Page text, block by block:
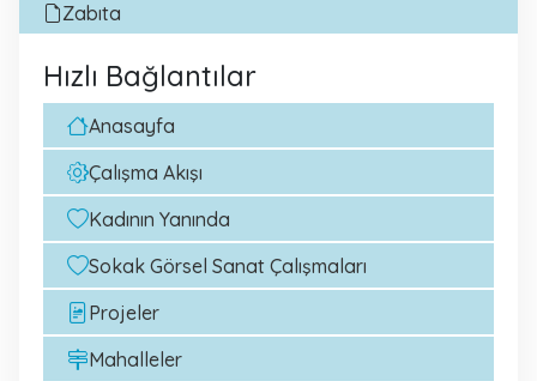
Zabıta
Hızlı Bağlantılar
Anasayfa
Çalışma Akışı
Kadının Yanında
Sokak Görsel Sanat Çalışmaları
Projeler
Mahalleler